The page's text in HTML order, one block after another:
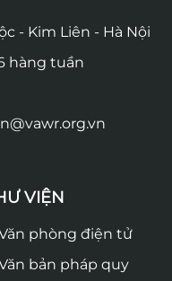
- Kim Liên - Hà Nội
hàng tuần
VIỆN
phòng điện tử
bản pháp quy